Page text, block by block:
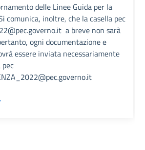
delle Linee Guida per la
comunica, inoltre, che la casella pec
a breve non sarà
ogni documentazione e
essere inviata necessariamente